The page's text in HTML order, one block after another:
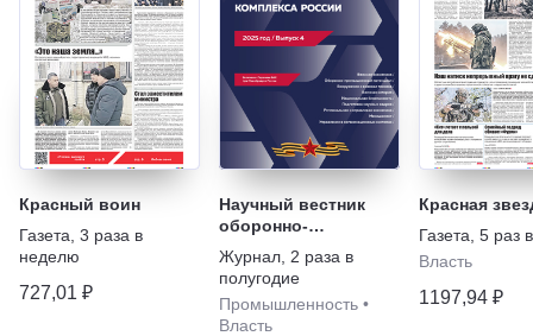
Красный воин
Газета 3 раза в
неделю
727,01 ₽
Научный вестник
оборонно-
промышленного
комплекса России
Журнал 2 раза в
полугодие
Промышленность •
Власть
Красная
Газета 5 раз
Власть
1197,94 ₽